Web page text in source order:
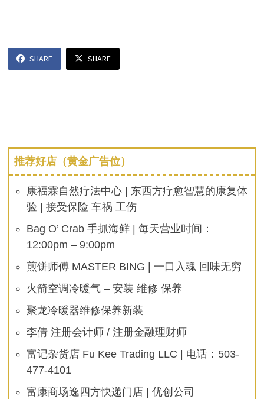
SHARE SHARE
推荐好店（黄金广告位）
康福霖自然疗法中心 | 东西方疗愈智慧的康复体
验 | 接受保险 车祸 工伤
Bag O’ Crab 手抓海鲜 | 每天营业时间：
12:00pm – 9:00pm
煎饼师傅 MASTER BING | 一口入魂 回味无穷
火箭空调冷暖气 – 安装 维修 保养
聚龙冷暖器维修保养新装
李倩 注册会计师 / 注册金融理财师
富记杂货店 Fu Kee Trading LLC | 电话：503-
477-4101
富康商场逸四方快递门店 | 优创公司